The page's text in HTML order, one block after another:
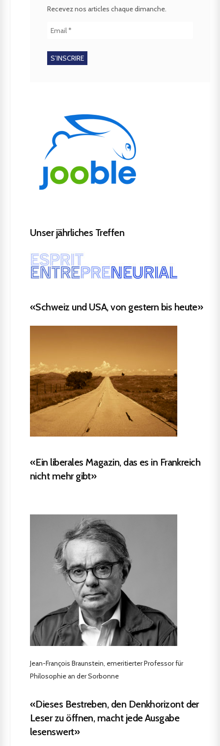
Recevez nos articles chaque dimanche.
Unser jährliches Treffen
«Schweiz und USA, von gestern bis heute»
«Ein liberales Magazin, das es in Frankreich
nicht mehr gibt»
Jean-François Braunstein, emeritierter Professor für
Philosophie an der Sorbonne
«Dieses Bestreben, den Denkhorizont der
Leser zu öffnen, macht jede Ausgabe
lesenswert»